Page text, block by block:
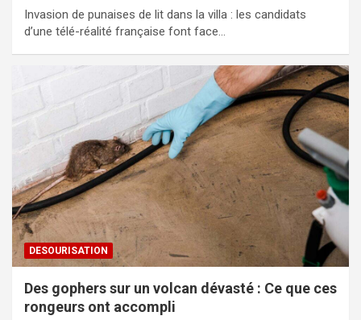
Invasion de punaises de lit dans la villa : les candidats
d’une télé-réalité française font face…
DESOURISATION
Des gophers sur un volcan dévasté : Ce que ces
rongeurs ont accompli